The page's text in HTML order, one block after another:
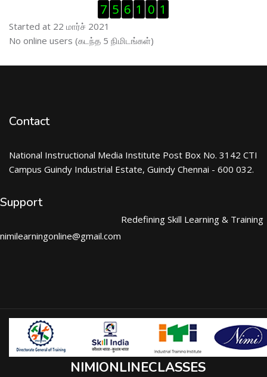
Visitor Counter ஐத் தவிர்
7 5 6 1 0 1
Started at 22 மார்ச் 2021
இணைப்புநிலைப் பயனாளர் ஐத் தவிர்
No online users (கடந்த 5 நிமிடங்கள்)
Contact
National Instructional Media Institute Post Box No. 3142 CTI
Campus Guindy Industrial Estate, Guindy Chennai - 600 032.
Support
nimilearningonline@gmail.com
Redefining Skill Learning & Training
NIMIONLINECLASSES